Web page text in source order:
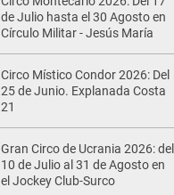
de Julio hasta el 30 Agosto en
Círculo Militar - Jesús María
Circo Místico Condor 2026: Del
25 de Junio. Explanada Costa
21
Gran Circo de Ucrania 2026: del
10 de Julio al 31 de Agosto en
el Jockey Club-Surco